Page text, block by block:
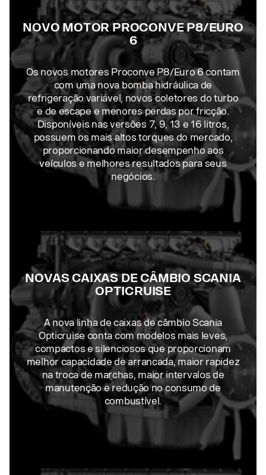
NOVO MOTOR PROCONVE P8/EURO
6
Os novos motores Proconve P8/Euro 6 contam
com uma nova bomba hidráulica de
refrigeração variável, novos coletores do turbo
e de escape e menores perdas por fricção.
Disponíveis nas versões 7, 9, 13 e 16 litros,
possuem os mais altos torques do mercado,
proporcionando maior desempenho aos
veículos e melhores resultados para seus
negócios.
NOVAS CAIXAS DE CÂMBIO SCANIA
OPTICRUISE
A nova linha de caixas de câmbio Scania
Opticruise conta com modelos mais leves,
compactos e silenciosos que proporcionam
melhor capacidade de arrancada, maior rapidez
na troca de marchas, maior intervalos de
manutenção e redução no consumo de
combustível.